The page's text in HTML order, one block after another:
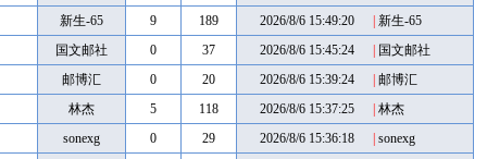
新生-65
9 189 2026/8/6 15:49:20
新生-65
国文邮社
0 37 2026/8/6 15:45:24
国文邮社
邮博汇
0 20 2026/8/6 15:39:24
邮博汇
林杰
5 118 2026/8/6 15:37:25
林杰
sonexg
0 29 2026/8/6 15:36:18
sonexg